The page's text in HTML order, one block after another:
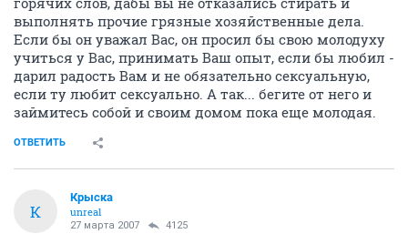
выполнять прочие грязные хозяйственные дела.
Если бы он уважал Вас, он просил бы свою молодуху
учиться у Вас, принимать Ваш опыт, если бы любил -
дарил радость Вам и не обязательно сексуальную,
если ту любит сексуально. А так... бегите от него и
займитесь собой и своим домом пока еще молодая.
ОТВЕТИТЬ
К
Крыска
unreal
27 марта 2007 4125